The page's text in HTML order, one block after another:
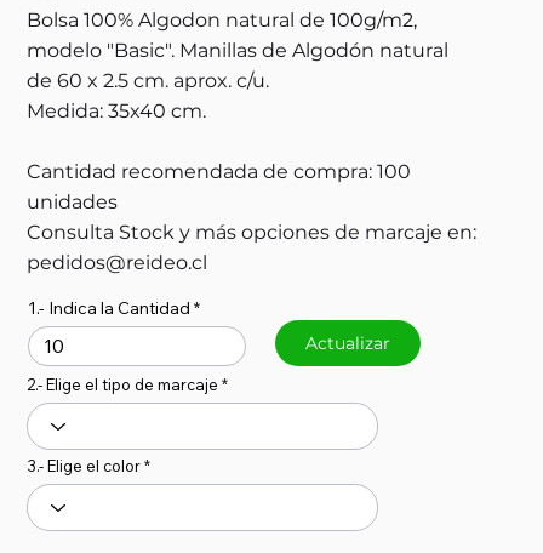
Bolsa 100% Algodon natural de 100g/m2,
modelo "Basic". Manillas de Algodón natural
de 60 x 2.5 cm. aprox. c/u.
Medida: 35x40 cm.
Cantidad recomendada de compra: 100
unidades
Consulta Stock y más opciones de marcaje en:
pedidos@reideo.cl
1.- Indica la Cantidad
Actualizar
2.- Elige el tipo de marcaje
3.- Elige el color